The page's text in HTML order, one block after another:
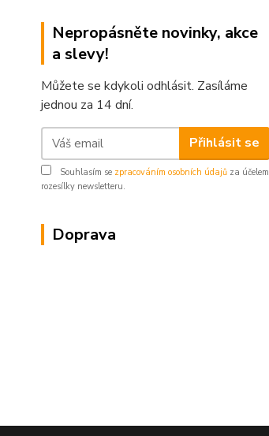
Nepropásněte novinky, akce
a slevy!
Můžete se kdykoli odhlásit. Zasíláme
jednou za 14 dní.
Přihlásit se
Souhlasím se zpracováním osobních údajů za účelem
rozesílky newsletteru.
Doprava